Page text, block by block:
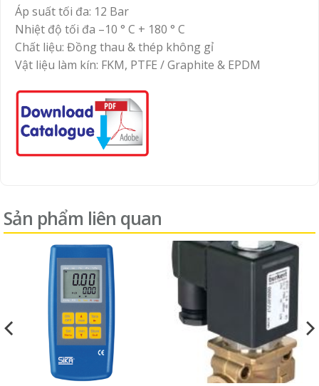
Áp suất tối đa: 12 Bar
Nhiệt độ tối đa –10 ° C + 180 ° C
Chất liệu: Đồng thau & thép không gỉ
Vật liệu làm kín: FKM, PTFE / Graphite & EPDM
Sản phẩm liên quan